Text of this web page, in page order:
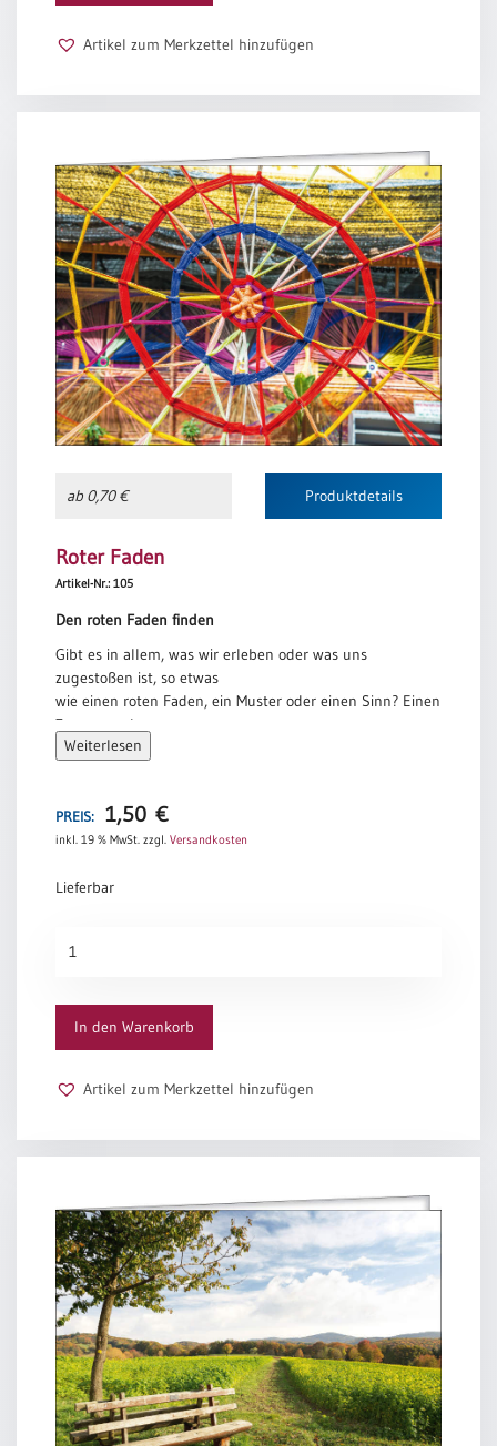
Artikel zum Merkzettel hinzufügen
ab 0,70 € Produktdetails
Roter Faden
Artikel-Nr.: 105
Den roten Faden finden
Gibt es in allem, was wir erleben oder was uns
zugestoßen ist, so etwas
wie einen roten Faden, ein Muster oder einen Sinn? Einen
Zusammenhang,
der nicht im Voraus zu ersehen ist, sich aber in der
Für mich ist der Geburtstag eine Gelegenheit, im
Rückblick eines Jahres
Die Erfahrungen meiner Lebensreise einzuordnen in den
Menschen schreibt.
Weiterlesen
PREIS: 1,50 €
inkl. 19 % MwSt. zzgl. Versandkosten
Lieferbar
Faden
In den Warenkorb
Artikel zum Merkzettel hinzufügen